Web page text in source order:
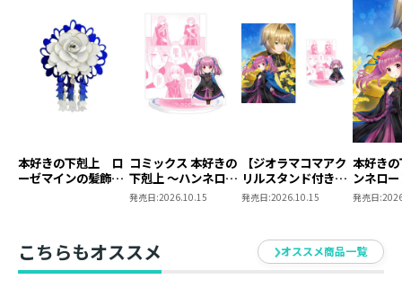
サイズ ： 外寸／幅 約145mm 高さ 200mm 厚
さ 48mm
内寸／ 幅 約130mm 高さ 185mm
厚さ 38mm
発売元 ： TOブックス
本好きの下剋上 ロ
ーゼマインの髪飾り
コミックス 本好きの
下剋上 ～ハンネロー
レの貴族院五年生～
（1巻4話）
発売日:2026.10.15
【ジオラマコマアク
リルスタンド付き】
本好きの下剋上 ～ハ
たいお姫様 2」（コ
ミックス）
発売日:2026.10.15
本好き
ンネロ
五年生
発売日:
こちらもオススメ オススメ商品一覧